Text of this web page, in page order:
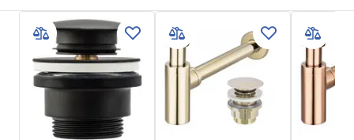
compozită)
Culoare
Alb, Imitație piatră
Finisaj
Mat
Lungime
385mm
Inalime
Instrucțiuni de asamblare
Basin.pdf
Warranty_Terms_and_Conditions_Basins_-_5.pdf